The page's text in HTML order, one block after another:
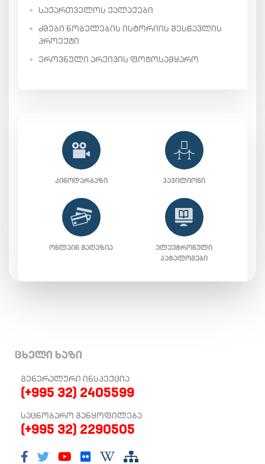
ᲡᲐᲥᲐᲠᲗᲕᲔᲚᲝᲡ ᲥᲐᲚᲐᲥᲔᲑᲘ
ᲫᲛᲔᲑᲘ ᲜᲝᲑᲔᲚᲔᲑᲘᲡ ᲘᲡᲢᲝᲠᲘᲘᲡ ᲨᲔᲡᲬᲐᲕᲚᲘᲡ
ᲞᲠᲝᲔᲥᲢᲘ
ᲔᲠᲝᲕᲜᲣᲚᲘ ᲐᲠᲥᲘᲕᲘᲡ ᲤᲝᲢᲝᲡᲐᲛᲧᲐᲠᲝ
ᲙᲘᲜᲝᲓᲐᲠᲑᲐᲖᲘ ᲞᲐᲕᲘᲚᲘᲝᲜᲘ
ᲝᲜᲚᲐᲘᲜ ᲛᲐᲦᲐᲖᲘᲐ
ᲔᲚᲔᲥᲢᲠᲝᲜᲣᲚᲘ
ᲙᲐᲢᲐᲚᲝᲒᲔᲑᲘ
ცხელი ხაზი
ᲒᲔᲜᲔᲠᲐᲚᲣᲠᲘ ᲘᲜᲡᲞᲔᲥᲪᲘᲐ
(+995 32) 2405599
ᲡᲐᲪᲜᲝᲑᲐᲠᲝ ᲒᲐᲜᲧᲝᲤᲘᲚᲔᲑᲐ
(+995 32) 2290505